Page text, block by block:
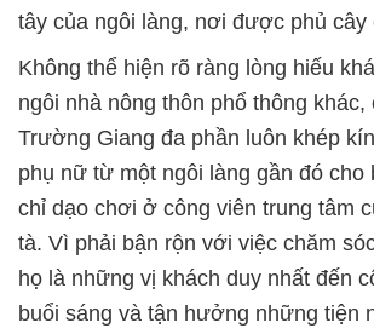
tây của ngôi làng, nơi được phủ
Không thể hiện rõ ràng lòng hiếu
ngôi nhà nông thôn phổ thông
Trường Giang đa phần luôn khép
phụ nữ từ một ngôi làng gần đó cho
chỉ dạo chơi ở công viên trung tâm
tà. Vì phải bận rộn với việc chăm
họ là những vị khách duy nhất đến
buổi sáng và tận hưởng những tiện